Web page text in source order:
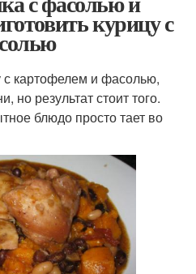
курицу с
с картофелем и фасолью,
но результат стоит того.
блюдо просто тает во